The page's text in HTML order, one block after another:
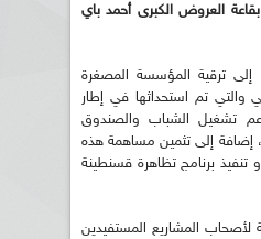
07 نوفمبر 2015، بقاعة العروض الكبرى أحمد باي
ترقية المؤسسة المصغرة
والتي تم استحداثها في إطار
تشغيل الشباب والصندوق
إضافة إلى تثمين مساهمة هذه
برنامج تظاهرة قسنطينة
لأصحاب المشاريع المستفيدين